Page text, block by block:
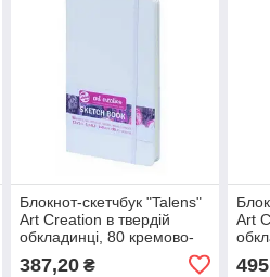
Блокнот-скетчбук "Talens"
Art Creation в твердій
обкладинці, 80 кремово-
387,20₴
Art